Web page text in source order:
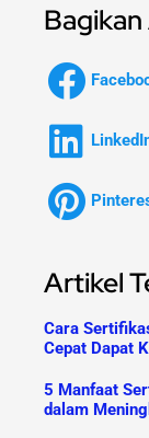
Artikel
Cara
Cepat Dapat
5 Manfaat
dalam